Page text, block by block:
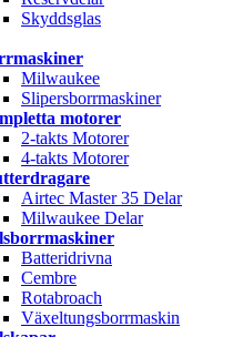
Skyddsglas
Milwaukee
Slipersborrmaskiner
motorer
2-takts Motorer
4-takts Motorer
Airtec Master 35 Delar
Milwaukee Delar
Batteridrivna
Cembre
Rotabroach
Växeltungsborrmaskin